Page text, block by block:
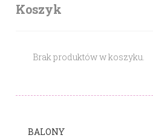
Koszyk
Brak produktów w koszyku.
BALONY